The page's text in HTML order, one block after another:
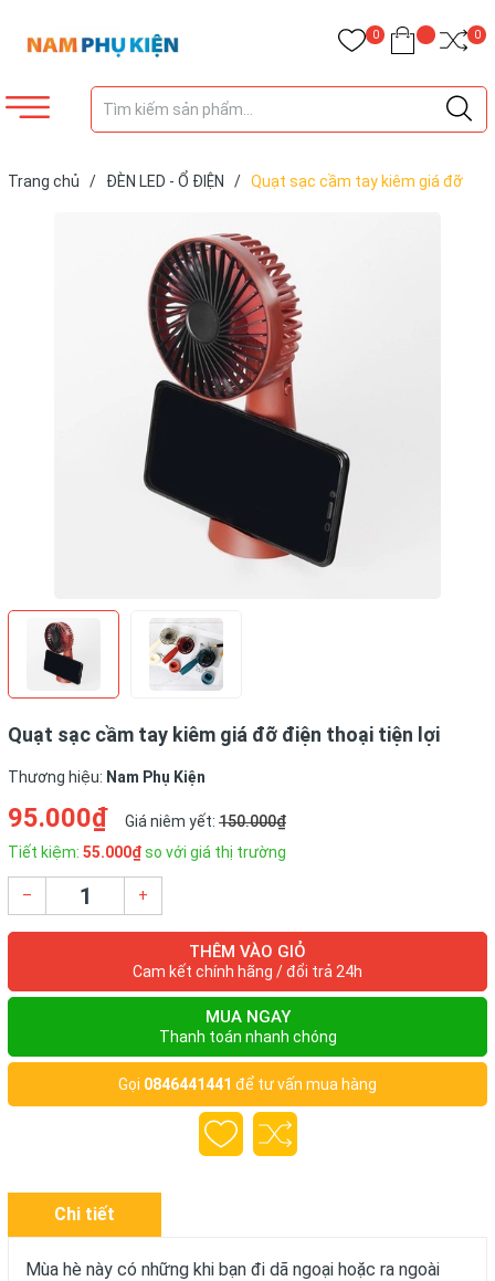
0 0
Trang chủ / ĐÈN LED - Ổ ĐIỆN / Quạt sạc cầm tay kiêm giá đỡ
Quạt sạc cầm tay kiêm giá đỡ điện thoại tiện lợi
Thương hiệu: Nam Phụ Kiện
95.000₫ Giá niêm yết: 150.000₫
Tiết kiệm: 55.000₫so với giá thị trường
– +
THÊM VÀO GIỎ
Cam kết chính hãng / đổi trả 24h
MUA NGAY
Thanh toán nhanh chóng
Gọi 0846441441 để tư vấn mua hàng
Chi tiết
Mùa hè này có những khi bạn đi dã ngoại hoặc ra ngoài